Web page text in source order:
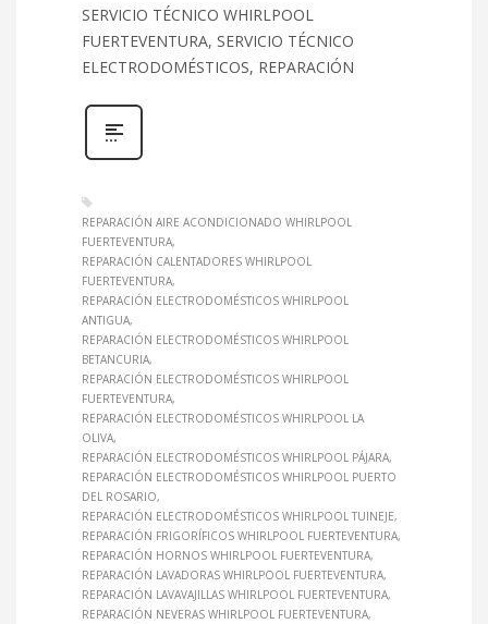
SERVICIO TÉCNICO WHIRLPOOL
FUERTEVENTURA, SERVICIO TÉCNICO
ELECTRODOMÉSTICOS, REPARACIÓN
REPARACIÓN AIRE ACONDICIONADO WHIRLPOOL
FUERTEVENTURA
REPARACIÓN CALENTADORES WHIRLPOOL
FUERTEVENTURA
REPARACIÓN ELECTRODOMÉSTICOS WHIRLPOOL
ANTIGUA
REPARACIÓN ELECTRODOMÉSTICOS WHIRLPOOL
BETANCURIA
REPARACIÓN ELECTRODOMÉSTICOS WHIRLPOOL
FUERTEVENTURA
REPARACIÓN ELECTRODOMÉSTICOS WHIRLPOOL LA
OLIVA
REPARACIÓN ELECTRODOMÉSTICOS WHIRLPOOL PÁJARA
REPARACIÓN ELECTRODOMÉSTICOS WHIRLPOOL PUERTO
DEL ROSARIO
REPARACIÓN ELECTRODOMÉSTICOS WHIRLPOOL TUINEJE
REPARACIÓN FRIGORÍFICOS WHIRLPOOL FUERTEVENTURA
REPARACIÓN HORNOS WHIRLPOOL FUERTEVENTURA
REPARACIÓN LAVADORAS WHIRLPOOL FUERTEVENTURA
REPARACIÓN LAVAVAJILLAS WHIRLPOOL FUERTEVENTURA
REPARACIÓN NEVERAS WHIRLPOOL FUERTEVENTURA